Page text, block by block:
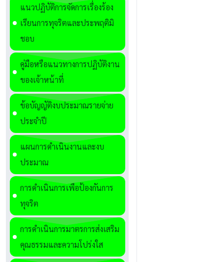
แนวปฏิบัติการจัดการเรื่องร้อง
เรียนการทุจริตและประพฤติมิ
ชอบ
คู่มือหรือแนวทางการปฏิบัติงาน
ของเจ้าหน้าที่
ข้อบัญญัติงบประมาณรายจ่าย
ประจำปี
แผนการดำเนินงานและงบ
ประมาณ
การดำเนินการเพื่อป้องกันการ
ทุจริต
การดำเนินการมาตรการส่งเสริม
คุณธรรมและความโปร่งใส